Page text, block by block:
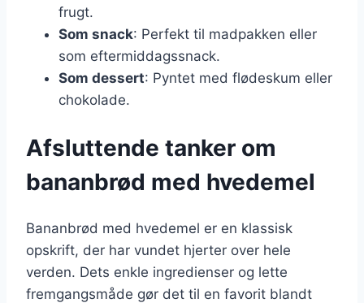
frugt.
Som snack: Perfekt til madpakken eller
som eftermiddagssnack.
Som dessert: Pyntet med flødeskum eller
chokolade.
Afsluttende tanker om
bananbrød med hvedemel
Bananbrød med hvedemel er en klassisk
opskrift, der har vundet hjerter over hele
verden. Dets enkle ingredienser og lette
fremgangsmåde gør det til en favorit blandt